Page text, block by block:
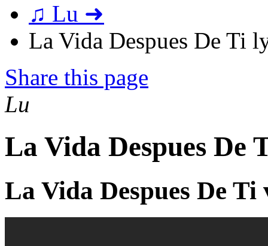
♫ Lu ➜
La Vida Despues De Ti
Share this page
Lu
La Vida Despues De
La Vida Despues De Ti